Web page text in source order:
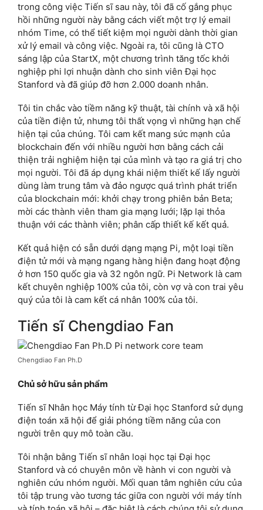
trong công việc Tiến sĩ sau này, tôi đã cố gắng phục
hồi những người này bằng cách viết một trợ lý email
nhóm Time, có thể tiết kiệm mọi người dành thời gian
xử lý email và công việc. Ngoài ra, tôi cũng là CTO
sáng lập của StartX, một chương trình tăng tốc khởi
nghiệp phi lợi nhuận dành cho sinh viên Đại học
Stanford và đã giúp đỡ hơn 2.000 doanh nhân.
Tôi tin chắc vào tiềm năng kỹ thuật, tài chính và xã hội
của tiền điện tử, nhưng tôi thất vọng vì những hạn chế
hiện tại của chúng. Tôi cam kết mang sức mạnh của
blockchain đến với nhiều người hơn bằng cách cải
thiện trải nghiệm hiện tại của mình và tạo ra giá trị cho
mọi người. Tôi đã áp dụng khái niệm thiết kế lấy người
dùng làm trung tâm và đảo ngược quá trình phát triển
của blockchain mới: khởi chạy trong phiên bản Beta;
mời các thành viên tham gia mạng lưới; lặp lại thỏa
thuận với các thành viên; phân cấp thiết kế kết quả.
Kết quả hiện có sẵn dưới dạng mạng Pi, một loại tiền
điện tử mới và mạng ngang hàng hiện đang hoạt động
ở hơn 150 quốc gia và 32 ngôn ngữ. Pi Network là cam
kết chuyên nghiệp 100% của tôi, còn vợ và con trai yêu
quý của tôi là cam kết cá nhân 100% của tôi.
Tiến sĩ Chengdiao Fan
Chengdiao Fan Ph.D
Chủ sở hữu sản phẩm
Tiến sĩ Nhân học Máy tính từ Đại học Stanford sử dụng
điện toán xã hội để giải phóng tiềm năng của con
người trên quy mô toàn cầu.
Tôi nhận bằng Tiến sĩ nhân loại học tại Đại học
Stanford và có chuyên môn về hành vi con người và
nghiên cứu nhóm người. Mối quan tâm nghiên cứu của
tôi tập trung vào tương tác giữa con người với máy tính